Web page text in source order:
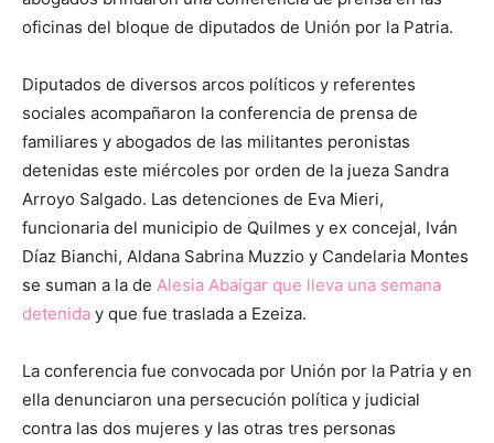
oficinas del bloque de diputados de Unión por la Patria.
Diputados de diversos arcos políticos y referentes
sociales acompañaron la conferencia de prensa de
familiares y abogados de las militantes peronistas
detenidas este miércoles por orden de la jueza Sandra
Arroyo Salgado. Las detenciones de Eva Mieri,
funcionaria del municipio de Quilmes y ex concejal, Iván
Díaz Bianchi, Aldana Sabrina Muzzio y Candelaria Montes
se suman a la de Alesia Abaigar que lleva una semana
detenida y que fue traslada a Ezeiza.
La conferencia fue convocada por Unión por la Patria y en
ella denunciaron una persecución política y judicial
contra las dos mujeres y las otras tres personas